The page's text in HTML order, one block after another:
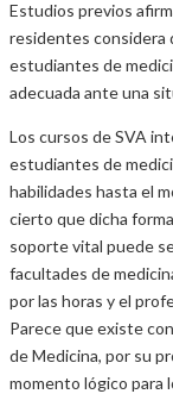
Estudios previos
residentes considera
estudiantes de
adecuada ante una
Los cursos de SVA
estudiantes de
habilidades hasta el
cierto que dicha
soporte vital puede
facultades de
por las horas y el
Parece que existe
de Medicina, por su
momento lógico para